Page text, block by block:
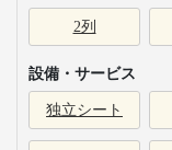
2列
設備・サービス
独立シート